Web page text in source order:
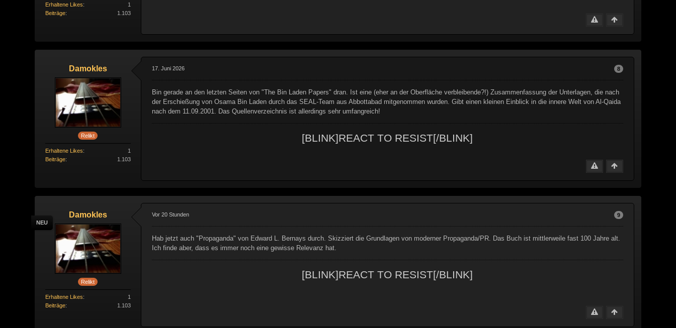
Erhaltene Likes
1
Beiträge
1.103
Damokles
Relikt
Erhaltene Likes
1
Beiträge
1.103
8
17. Juni 2026
Bin gerade an den letzten Seiten von "The Bin Laden Papers" dran. Ist eine (eher an der Oberfläche verbleibende?!) Zusammenfassung der Unterlagen, die nach
der Erschießung von Osama Bin Laden durch das SEAL-Team aus Abbottabad mitgenommen wurden. Gibt einen kleinen Einblick in die innere Welt von Al-Qaida
nach dem 11.09.2001. Das Quellenverzeichnis ist allerdings sehr umfangreich!
[BLINK]REACT TO RESIST[/BLINK]
Damokles
Relikt
Erhaltene Likes
1
Beiträge
1.103
9
Vor 20 Stunden
NEU
Hab jetzt auch "Propaganda" von Edward L. Bernays durch. Skizziert die Grundlagen von moderner Propaganda/PR. Das Buch ist mittlerweile fast 100 Jahre alt.
Ich finde aber, dass es immer noch eine gewisse Relevanz hat.
[BLINK]REACT TO RESIST[/BLINK]